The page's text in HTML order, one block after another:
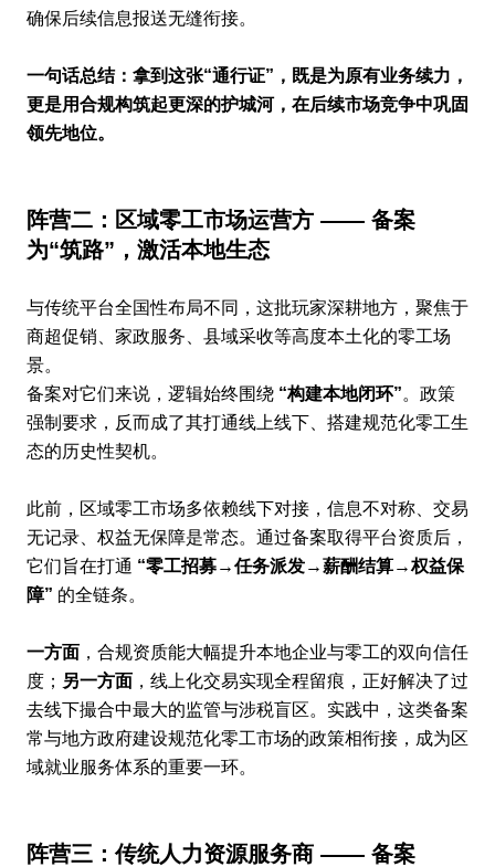
确保后续信息报送无缝衔接。
一句话总结：拿到这张“通行证”，既是为原有业务续力，
更是用合规构筑起更深的护城河，在后续市场竞争中巩固
领先地位。
阵营二：区域零工市场运营方 —— 备案
为“筑路”，激活本地生态
与传统平台全国性布局不同，这批玩家深耕地方，聚焦于
商超促销、家政服务、县域采收等高度本土化的零工场
景。
备案对它们来说，逻辑始终围绕 “构建本地闭环”。政策
强制要求，反而成了其打通线上线下、搭建规范化零工生
态的历史性契机。
此前，区域零工市场多依赖线下对接，信息不对称、交易
无记录、权益无保障是常态。通过备案取得平台资质后，
它们旨在打通 “零工招募→任务派发→薪酬结算→权益保
障” 的全链条。
一方面，合规资质能大幅提升本地企业与零工的双向信任
度； 另一方面，线上化交易实现全程留痕，正好解决了过
去线下撮合中最大的监管与涉税盲区。实践中，这类备案
常与地方政府建设规范化零工市场的政策相衔接，成为区
域就业服务体系的重要一环。
阵营三：传统人力资源服务商 —— 备案